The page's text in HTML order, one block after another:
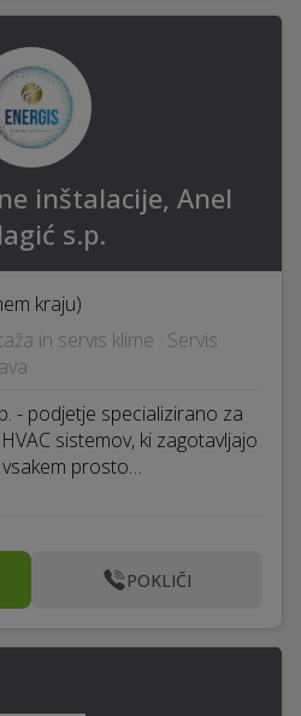
inštalacije, Anel
s.p.
kraju)
in servis klime · Servis
- podjetje specializirano za
sistemov, ki zagotavljajo
prosto…
POKLIČI